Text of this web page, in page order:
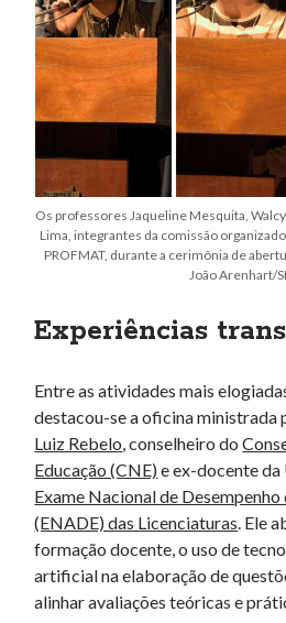
Os professores Jaqueline Mesquita,
Lima, integrantes da comissão
PROFMAT, durante a cerimônia de
João Arenhart/
Experiências
Entre as atividades mais
destacou-se a oficina ministrada
Luiz Rebelo, conselheiro do
Educação (CNE) e ex-docente da
Exame Nacional de Desempenho
(ENADE) das Licenciaturas. Ele
formação docente, o uso de
artificial na elaboração de
alinhar avaliações teóricas e